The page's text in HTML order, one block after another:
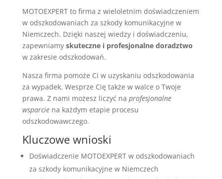
MOTOEXPERT to firma z wieloletnim doświadczeniem
w odszkodowaniach za szkody komunikacyjne w
Niemczech. Dzięki naszej wiedzy i doświadczeniu,
zapewniamy skuteczne i profesjonalne doradztwo
w zakresie odszkodowań.
Nasza firma pomoże Ci w uzyskaniu odszkodowania
za wypadek. Wesprze Cię także w walce o Twoje
prawa. Z nami możesz liczyć na profesjonalne
wsparciena każdym etapie procesu
odszkodowawczego.
Kluczowe wnioski
Doświadczenie MOTOEXPERT w odszkodowaniach
za szkody komunikacyjne w Niemczech